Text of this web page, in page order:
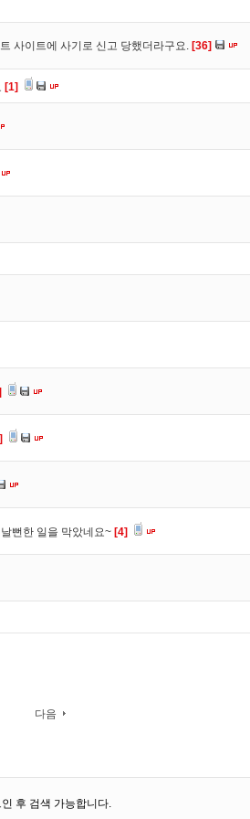
사이트에 사기로 신고 당했더라구요. [36]
[1]
뻔한 일을 막았네요~ [4]
다음
인 후 검색 가능합니다.